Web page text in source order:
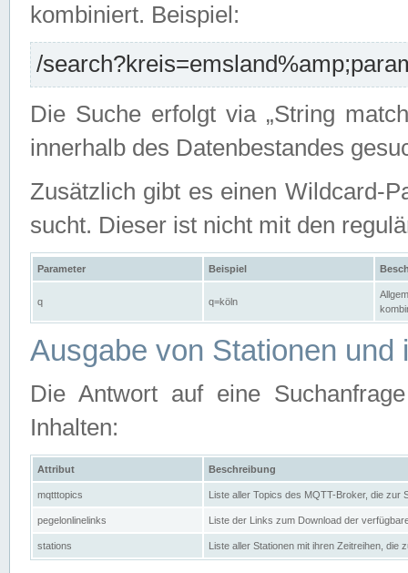
kombiniert. Beispiel:
/
Die Suche erfolgt via „String
innerhalb des Datenbestandes
Zusätzlich gibt es einen Wildcard-
sucht. Dieser ist nicht mit den
Parameter Beispiel
q q=köln
Ausgabe von Stationen und
Die Antwort auf eine
Inhalten:
Attribut Beschreibung
mqtttopics Liste aller Topics des MQTT-Broker, die zur
pegelonlinelinks Liste der Links zum Download der
stations Liste aller Stationen mit ihren Zeitreihen, die